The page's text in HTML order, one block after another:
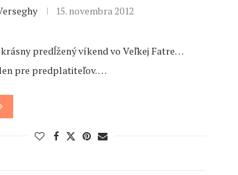
15. novembra 2012
predĺžený víkend vo Veľkej Fatre…
pre predplatiteľov. …